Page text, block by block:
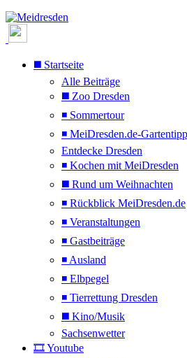
◼️ Startseite
Alle Beiträge
◼️ Zoo Dresden
◾ Sommertour
◾ MeiDresden.de-
Entdecke Dresden
◾ Kochen mit MeiDresden
◼️ Rund um Weihnachten
◾ Rückblick MeiDresden.de
◾ Veranstaltungen
◾ Gastbeiträge
◾ Ausland
◾ Elbpegel
◾ Tierrettung Dresden
◼️ Kino/Musik
Sachsenwetter
🎞️ Youtube